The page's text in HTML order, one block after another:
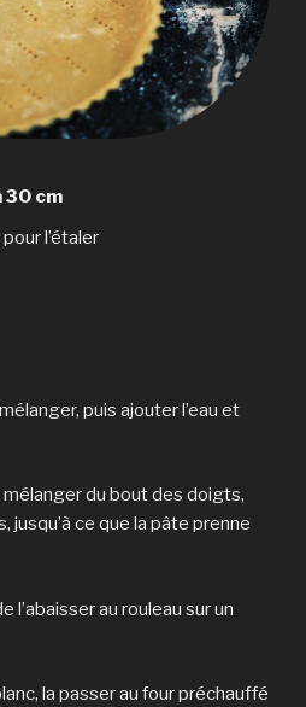
30 cm
l’étaler
puis ajouter l’eau et
mélanger du bout des doigts,
jusqu’à ce que la pâte prenne
l’abaisser au rouleau sur un
la passer au four préchauffé